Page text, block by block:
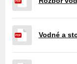
PDF
PDF Vodné a